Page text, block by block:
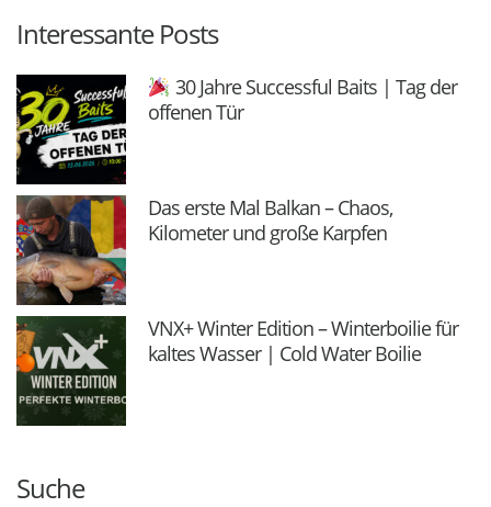
Interessante Posts
30 Jahre Successful Baits | Tag der
offenen Tür
Das erste Mal Balkan – Chaos,
Kilometer und große Karpfen
VNX+ Winter Edition – Winterboilie für
kaltes Wasser | Cold Water Boilie
Suche